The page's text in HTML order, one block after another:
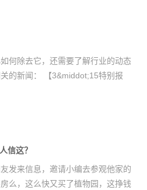
何除去它，还需要了解行业的动态
的新闻： 【3&middot;15特别报
信这？
发来信息，邀请小编去参观他家的
么，这么快又买了植物园，这挣钱